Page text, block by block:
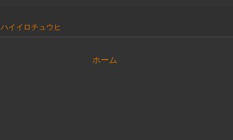
ハイイロチュウヒ
ホーム